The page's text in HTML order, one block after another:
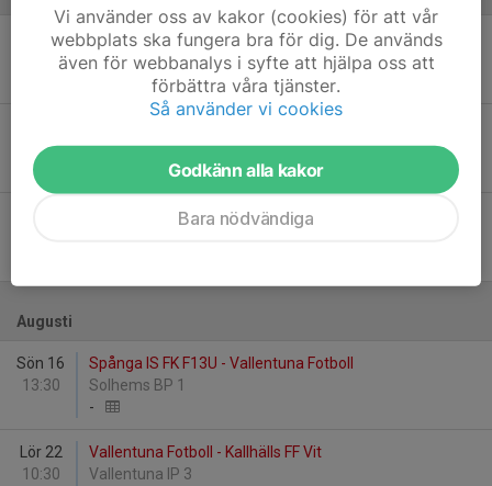
Lör 6
10:30
Vallentuna Fotboll - Spånga IS FK F13U
Vallentuna IP 3
12:30
Vallentuna IP 3
Vallentuna Fotboll - IK Frej Täby
Augusti
Sön 16
13:30
Spånga IS FK F13U - Vallentuna Fotboll
Solhems BP 1
-
Lör 22
10:30
Vallentuna Fotboll - Kallhälls FF Vit
Vallentuna IP 3
Vi använder oss av kakor (cookies) för att vår
webbplats ska fungera bra för dig. De används
även för webbanalys i syfte att hjälpa oss att
förbättra våra tjänster.
Så använder vi cookies
Godkänn alla kakor
Bara nödvändiga